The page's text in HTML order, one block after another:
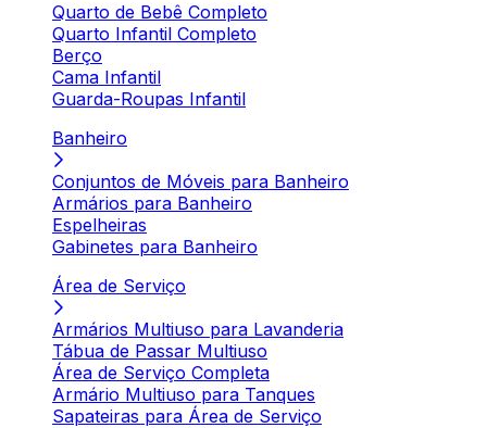
Quarto de Bebê Completo
Quarto Infantil Completo
Berço
Cama Infantil
Guarda-Roupas Infantil
Banheiro
Conjuntos de Móveis para Banheiro
Armários para Banheiro
Espelheiras
Gabinetes para Banheiro
Área de Serviço
Armários Multiuso para Lavanderia
Tábua de Passar Multiuso
Área de Serviço Completa
Armário Multiuso para Tanques
Sapateiras para Área de Serviço